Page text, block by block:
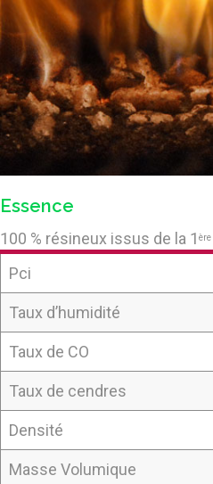
Essence
100 % résineux issus de la 1 ère
Pci
Taux d’humidité
Taux de CO
Taux de cendres
Densité
Masse Volumique